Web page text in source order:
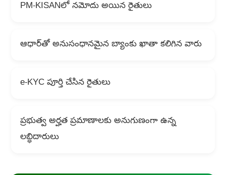
PM-KISANలో నమోదు అయిన రైతులు
ఆధార్‌తో అనుసంధానమైన బ్యాంకు ఖాతా కలిగిన వారు
e-KYC పూర్తి చేసిన రైతులు
ప్రభుత్వ అర్హత ప్రమాణాలకు అనుగుణంగా ఉన్న
లబ్ధిదారులు